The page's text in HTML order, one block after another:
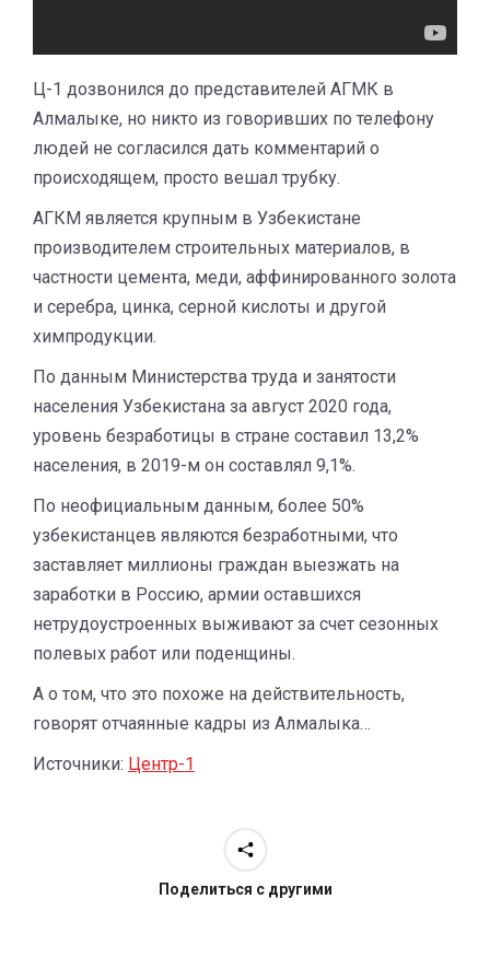
Ц-1 дозвонился до представителей АГМК в
Алмалыке, но никто из говоривших по телефону
людей не согласился дать комментарий о
происходящем, просто вешал трубку.
АГКМ является крупным в Узбекистане
производителем строительных материалов, в
частности цемента, меди, аффинированного золота
и серебра, цинка, серной кислоты и другой
химпродукции.
По данным Министерства труда и занятости
населения Узбекистана за август 2020 года,
уровень безработицы в стране составил 13,2%
населения, в 2019-м он составлял 9,1%.
По неофициальным данным, более 50%
узбекистанцев являются безработными, что
заставляет миллионы граждан выезжать на
заработки в Россию, армии оставшихся
нетрудоустроенных выживают за счет сезонных
полевых работ или поденщины.
А о том, что это похоже на действительность,
говорят отчаянные кадры из Алмалыка…
Источники: Центр-1
Поделиться с другими